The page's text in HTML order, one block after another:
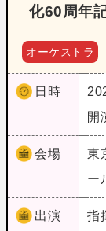
化60周年
オーケストラ
日時
開
会場 東
ー
出演
指